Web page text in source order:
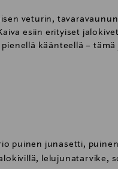
veturin,
esiin erityiset
käänteellä –
puinen junasetti,
lelujunatarvike,